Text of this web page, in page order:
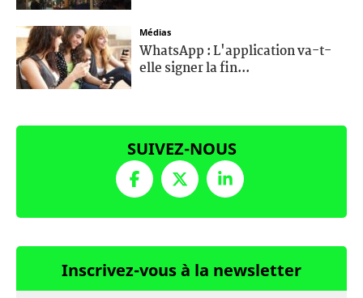
Médias
WhatsApp : L'application va-t-
elle signer la fin...
SUIVEZ-NOUS
Inscrivez-vous à la newsletter